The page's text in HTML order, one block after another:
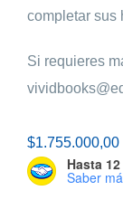
completar sus
Si requieres
$1.755.000,00
Hasta
Saber